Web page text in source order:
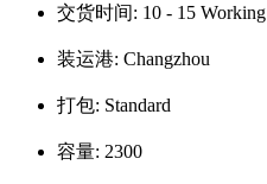
交货时间: 10 - 15
装运港: Changzhou
打包: Standard
容量: 2300